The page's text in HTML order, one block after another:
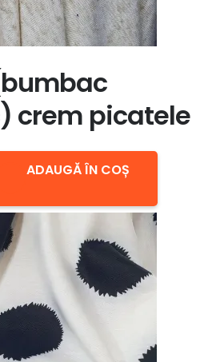
crem picatele
ADAUGĂ ÎN COȘ